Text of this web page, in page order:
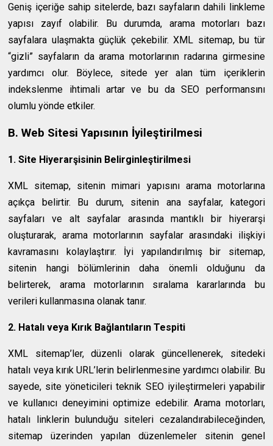
Geniş içeriğe sahip sitelerde, bazı sayfaların dahili linkleme
yapısı zayıf olabilir. Bu durumda, arama motorları bazı
sayfalara ulaşmakta güçlük çekebilir. XML sitemap, bu tür
“gizli” sayfaların da arama motorlarının radarına girmesine
yardımcı olur. Böylece, sitede yer alan tüm içeriklerin
indekslenme ihtimali artar ve bu da SEO performansını
olumlu yönde etkiler.
B. Web Sitesi Yapısının İyileştirilmesi
1. Site Hiyerarşisinin Belirginleştirilmesi
XML sitemap, sitenin mimari yapısını arama motorlarına
açıkça belirtir. Bu durum, sitenin ana sayfalar, kategori
sayfaları ve alt sayfalar arasında mantıklı bir hiyerarşi
oluşturarak, arama motorlarının sayfalar arasındaki ilişkiyi
kavramasını kolaylaştırır. İyi yapılandırılmış bir sitemap,
sitenin hangi bölümlerinin daha önemli olduğunu da
belirterek, arama motorlarının sıralama kararlarında bu
verileri kullanmasına olanak tanır.
2. Hatalı veya Kırık Bağlantıların Tespiti
XML sitemap’ler, düzenli olarak güncellenerek, sitedeki
hatalı veya kırık URL’lerin belirlenmesine yardımcı olabilir. Bu
sayede, site yöneticileri teknik SEO iyileştirmeleri yapabilir
ve kullanıcı deneyimini optimize edebilir. Arama motorları,
hatalı linklerin bulunduğu siteleri cezalandırabileceğinden,
sitemap üzerinden yapılan düzenlemeler sitenin genel